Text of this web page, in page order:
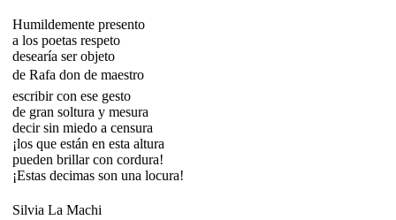
Humildemente presento
a los poetas respeto
desearía ser objeto
de Rafa don de maestro
escribir con ese gesto
de gran soltura y mesura
decir sin miedo a censura
¡los que están en esta altura
pueden brillar con cordura!
¡Estas decimas son una locura!
Silvia La Machi